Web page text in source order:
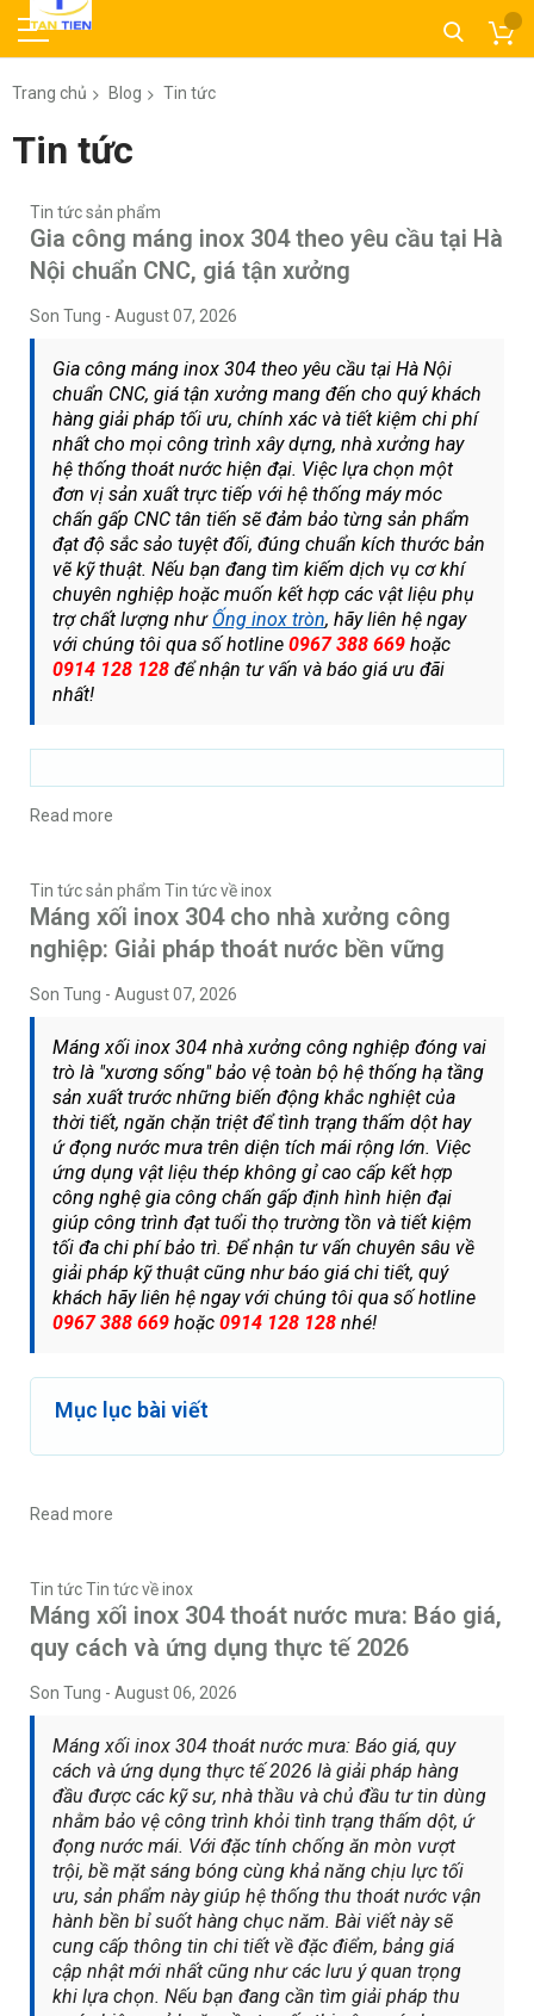
Trang chủ Blog Tin tức
Tin tức
Tin tức sản phẩm
Gia công máng inox 304 theo yêu cầu tại Hà
Nội chuẩn CNC, giá tận xưởng
Son Tung - August 07, 2026
Gia công máng inox 304 theo yêu cầu tại Hà Nội
chuẩn CNC, giá tận xưởng mang đến cho quý khách
hàng giải pháp tối ưu, chính xác và tiết kiệm chi phí
nhất cho mọi công trình xây dựng, nhà xưởng hay
hệ thống thoát nước hiện đại. Việc lựa chọn một
đơn vị sản xuất trực tiếp với hệ thống máy móc
chấn gấp CNC tân tiến sẽ đảm bảo từng sản phẩm
đạt độ sắc sảo tuyệt đối, đúng chuẩn kích thước bản
vẽ kỹ thuật. Nếu bạn đang tìm kiếm dịch vụ cơ khí
chuyên nghiệp hoặc muốn kết hợp các vật liệu phụ
trợ chất lượng như Ống inox tròn, hãy liên hệ ngay
với chúng tôi qua số hotline 0967 388 669 hoặc
0914 128 128 để nhận tư vấn và báo giá ưu đãi
nhất!
Read more
Tin tức sản phẩm Tin tức về inox
Máng xối inox 304 cho nhà xưởng công
nghiệp: Giải pháp thoát nước bền vững
Son Tung - August 07, 2026
Máng xối inox 304 nhà xưởng công nghiệp đóng vai
trò là "xương sống" bảo vệ toàn bộ hệ thống hạ tầng
sản xuất trước những biến động khắc nghiệt của
thời tiết, ngăn chặn triệt để tình trạng thấm dột hay
ứ đọng nước mưa trên diện tích mái rộng lớn. Việc
ứng dụng vật liệu thép không gỉ cao cấp kết hợp
công nghệ gia công chấn gấp định hình hiện đại
giúp công trình đạt tuổi thọ trường tồn và tiết kiệm
tối đa chi phí bảo trì. Để nhận tư vấn chuyên sâu về
giải pháp kỹ thuật cũng như báo giá chi tiết, quý
khách hãy liên hệ ngay với chúng tôi qua số hotline
0967 388 669 hoặc 0914 128 128 nhé!
Mục lục bài viết
Read more
Tin tứcTin tức về inox
Máng xối inox 304 thoát nước mưa: Báo giá,
quy cách và ứng dụng thực tế 2026
Son Tung - August 06, 2026
Máng xối inox 304 thoát nước mưa: Báo giá, quy
cách và ứng dụng thực tế 2026 là giải pháp hàng
đầu được các kỹ sư, nhà thầu và chủ đầu tư tin dùng
nhằm bảo vệ công trình khỏi tình trạng thấm dột, ứ
đọng nước mái. Với đặc tính chống ăn mòn vượt
trội, bề mặt sáng bóng cùng khả năng chịu lực tối
ưu, sản phẩm này giúp hệ thống thu thoát nước vận
hành bền bỉ suốt hàng chục năm. Bài viết này sẽ
cung cấp thông tin chi tiết về đặc điểm, bảng giá
cập nhật mới nhất cũng như các lưu ý quan trọng
khi lựa chọn. Nếu bạn đang cần tìm giải pháp thu